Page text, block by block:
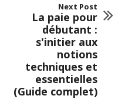
Next Post
La paie pour
débutant :
s'initier aux
notions
techniques et
essentielles
(Guide complet)